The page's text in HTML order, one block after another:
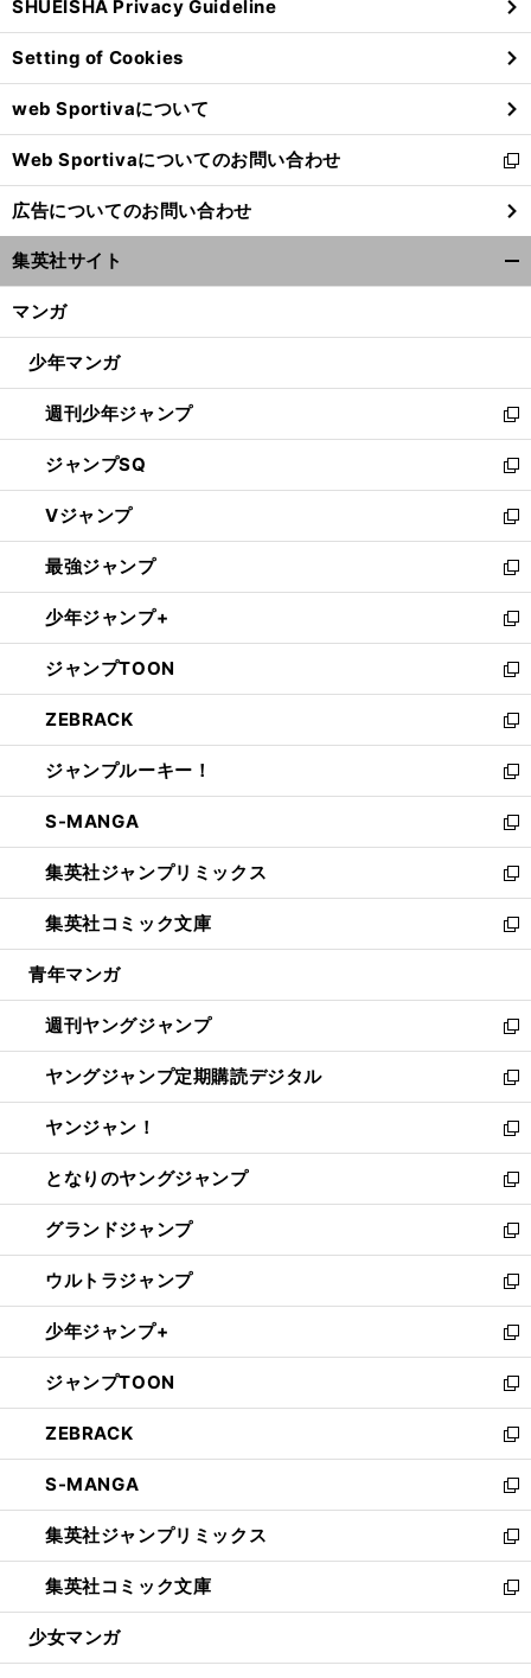
ィ
ン
ド
ウ
で
開
く
SHUEISHA Privacy Guideline
Setting of Cookies
web Sportivaについて
Web Sportivaについてのお問い合わせ
新
し
い
ウ
ィ
ン
ウ
開
く
広告についてのお問い合わせ
集英社サイト
マンガ
少年マンガ
週刊少年ジャンプ
新
し
い
ウ
ィ
ン
ド
ウ
で
開
く
ジャンプSQ
新
し
い
ウ
ィ
ン
ド
ウ
で
開
く
Vジャンプ
新
し
い
ウ
ィ
ン
ド
ウ
で
開
く
最強ジャンプ
新
し
い
ウ
ィ
ン
ド
ウ
で
開
く
少年ジャンプ+
新
し
い
ウ
ィ
ン
ド
ウ
で
開
く
ジャンプTOON
新
し
い
ウ
ィ
ン
ド
ウ
で
開
く
ZEBRACK
新
し
い
ウ
ィ
ン
ド
ウ
で
開
ジャンプルーキー！
新
し
い
ウ
ィ
ン
ド
ウ
開
く
S-MANGA
新
し
い
ウ
ィ
ン
ウ
で
開
く
集英社ジャンプリミックス
新
し
い
ウ
ン
ド
ウ
で
開
く
集英社コミック文庫
新
し
ウ
ィ
ン
ド
ウ
で
開
く
青年マンガ
週刊ヤングジャンプ
新
し
い
ウ
ィ
ン
ド
ウ
で
開
く
ヤングジャンプ定期購読デジタル
新
し
い
ウ
ィ
ン
ド
ウ
で
開
く
ヤンジャン！
新
し
い
ウ
ィ
ン
ド
ウ
で
開
く
となりのヤングジャンプ
新
し
い
ウ
ィ
ン
ド
ウ
で
開
く
グランドジャンプ
新
し
い
ウ
ィ
ン
ド
ウ
で
開
く
ウルトラジャンプ
新
し
い
ウ
ィ
ン
ド
ウ
で
開
く
少年ジャンプ+
新
し
い
ウ
ィ
ン
ド
ウ
で
開
く
ジャンプTOON
新
し
い
ウ
ィ
ン
ド
ウ
で
開
ZEBRACK
新
し
い
ウ
ィ
ン
ド
ウ
開
S-MANGA
新
し
い
ウ
ィ
ン
ウ
集英社ジャンプリミックス
新
し
い
ウ
ン
集英社コミック文庫
新
し
ウ
少女マンガ